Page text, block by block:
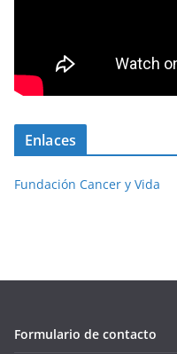
Enlaces
Fundación Cancer y Vida
Formulario de contacto